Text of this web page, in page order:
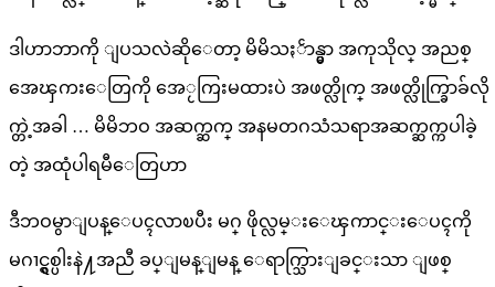
ဒါဟာဘာကို ျပသလဲဆိုေတာ့ မိမိသႏၲာန္မွာ အကုသိုလ္ အညစ္
အေၾကးေတြကို အေႂကြးမထားပဲ အဖတ္လိုက္ အဖတ္လိုက္ခြာခ်လို
က္တဲ့အခါ … မိမိဘဝ အဆက္ဆက္ အနမတဂသံသရာအဆက္ဆက္ကပါခဲ့
တဲ့ အထုံပါရမီေတြဟာ
ဒီဘဝမွာျပန္ေပၚလာၿပီး မဂ္ ဖိုလ္လမ္းေၾကာင္းေပၚကို
မဂၢင္ရွစ္ပါးနဲ႔အညီ ခပ္ျမန္ျမန္ ေရာက္သြားျခင္းသာ ျဖစ္